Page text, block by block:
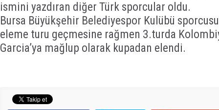
ismini yazdıran diğer Türk sporcular oldu.
Bursa Büyükşehir Belediyespor Kulübü
eleme turu geçmesine rağmen 3.turda
Garcia’ya mağlup olarak kupadan elendi.